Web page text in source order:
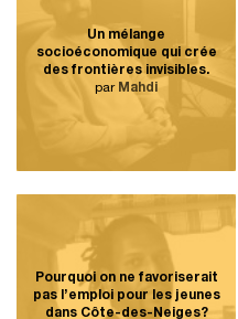
Un mélange
socioéconomique qui crée
des frontières invisibles.
par Mahdi
Pourquoi on ne favoriserait
pas l’emploi pour les jeunes
dans Côte-des-Neiges?